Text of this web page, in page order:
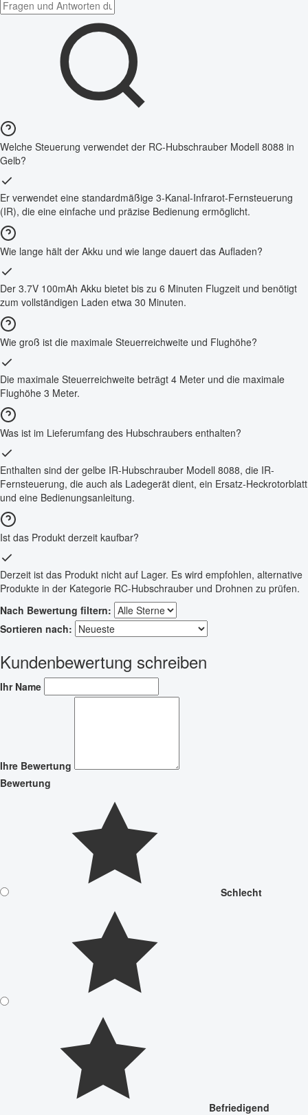
Welche Steuerung verwendet der RC-Hubschrauber Modell 8088 in
Gelb?
Er verwendet eine standardmäßige 3-Kanal-Infrarot-Fernsteuerung
(IR), die eine einfache und präzise Bedienung ermöglicht.
Wie lange hält der Akku und wie lange dauert das Aufladen?
Der 3.7V 100mAh Akku bietet bis zu 6 Minuten Flugzeit und benötigt
zum vollständigen Laden etwa 30 Minuten.
Wie groß ist die maximale Steuerreichweite und Flughöhe?
Die maximale Steuerreichweite beträgt 4 Meter und die maximale
Flughöhe 3 Meter.
Was ist im Lieferumfang des Hubschraubers enthalten?
Enthalten sind der gelbe IR-Hubschrauber Modell 8088, die IR-
Fernsteuerung, die auch als Ladegerät dient, ein Ersatz-Heckrotorblatt
und eine Bedienungsanleitung.
Ist das Produkt derzeit kaufbar?
Derzeit ist das Produkt nicht auf Lager. Es wird empfohlen, alternative
Produkte in der Kategorie RC-Hubschrauber und Drohnen zu prüfen.
Nach Bewertung filtern:
Sortieren nach:
Kundenbewertung schreiben
Ihr Name
Ihre Bewertung
Bewertung
Schlecht
Befriedigend